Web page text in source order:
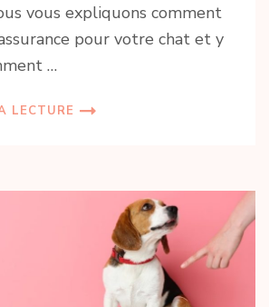
vous expliquons comment
pour votre chat et y
…
LECTURE